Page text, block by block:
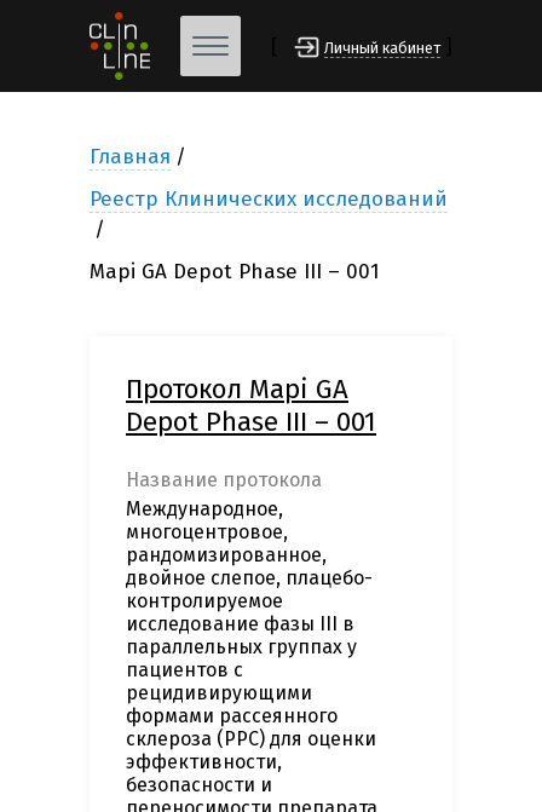
Личный кабинет
Главная
Реестр Клинических исследований
Mapi GA Depot Phase III – 001
Протокол Mapi GA
Depot Phase III – 001
Название протокола
Международное,
многоцентровое,
рандомизированное,
двойное слепое, плацебо-
контролируемое
исследование фазы III в
параллельных группах у
пациентов с
рецидивирующими
формами рассеянного
склероза (РРС) для оценки
эффективности,
безопасности и